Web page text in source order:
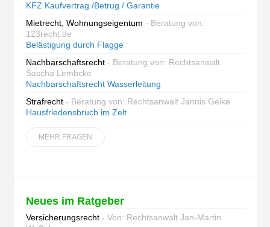
KFZ Kaufvertrag /Betrug / Garantie
Mietrecht, Wohnungseigentum - Beratung von:
123recht.de
Belästigung durch Flagge
Nachbarschaftsrecht - Beratung von: Rechtsanwalt
Sascha Lembcke
Nachbarschaftsrecht Wasserleitung
Strafrecht - Beratung von: Rechtsanwalt Jannis Geike
Hausfriedensbruch im Zelt
MEHR FRAGEN
Neues im Ratgeber
Versicherungsrecht - Von: Rechtsanwalt Jan-Martin